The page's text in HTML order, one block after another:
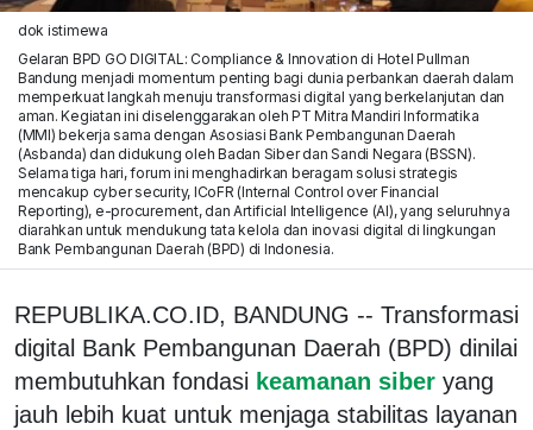
dok istimewa
Gelaran BPD GO DIGITAL: Compliance & Innovation di Hotel Pullman
Bandung menjadi momentum penting bagi dunia perbankan daerah dalam
memperkuat langkah menuju transformasi digital yang berkelanjutan dan
aman. Kegiatan ini diselenggarakan oleh PT Mitra Mandiri Informatika
(MMI) bekerja sama dengan Asosiasi Bank Pembangunan Daerah
(Asbanda) dan didukung oleh Badan Siber dan Sandi Negara (BSSN).
Selama tiga hari, forum ini menghadirkan beragam solusi strategis
mencakup cyber security, ICoFR (Internal Control over Financial
Reporting), e-procurement, dan Artificial Intelligence (AI), yang seluruhnya
diarahkan untuk mendukung tata kelola dan inovasi digital di lingkungan
Bank Pembangunan Daerah (BPD) di Indonesia.
REPUBLIKA.CO.ID, BANDUNG -- Transformasi
digital Bank Pembangunan Daerah (BPD) dinilai
membutuhkan fondasi keamanan siber yang
jauh lebih kuat untuk menjaga stabilitas layanan